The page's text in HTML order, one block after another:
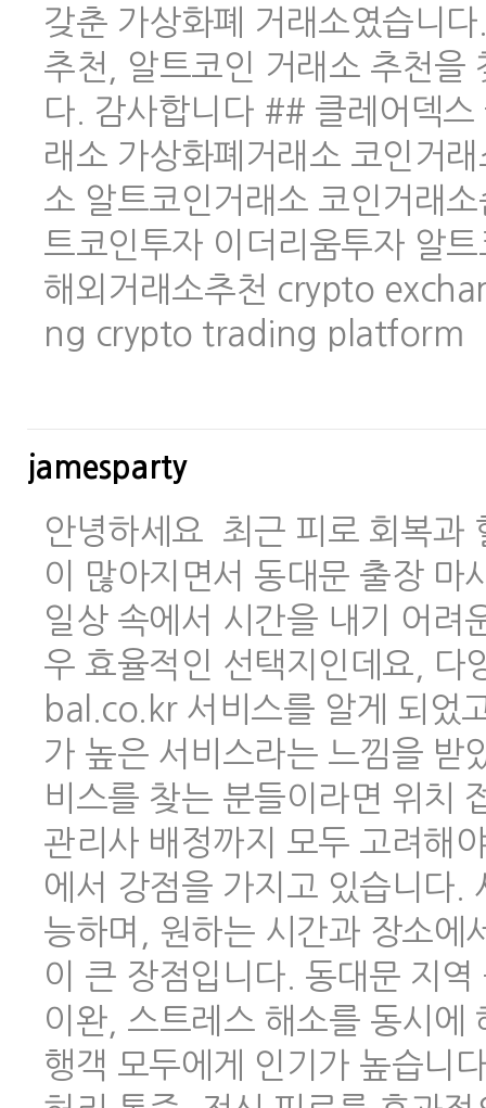
갖춘 가상화폐 거래소였습니
추천, 알트코인 거래소 추천을
다. 감사합니다 ## 클레어덱
래소 가상화폐거래소 코인거
소 알트코인거래소 코인거래
트코인투자 이더리움투자 알
해외거래소추천 crypto
ng crypto trading platform
jamesparty
안녕하세요 최근 피로 회복과
이 많아지면서 동대문 출장 마
일상 속에서 시간을 내기 어려
우 효율적인 선택지인데요,
bal.co.kr 서비스를 알게 되었
가 높은 서비스라는 느낌을 받
비스를 찾는 분들이라면 위치
관리사 배정까지 모두 고려해
에서 강점을 가지고 있습니다.
능하며, 원하는 시간과 장소에
이 큰 장점입니다. 동대문 지
이완, 스트레스 해소를 동시에
행객 모두에게 인기가 높습니